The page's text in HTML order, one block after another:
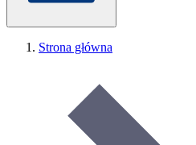
Strona główna